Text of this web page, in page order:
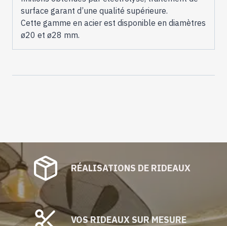
surface garant d’une qualité supérieure.
Cette gamme en acier est disponible en diamètres
ø20 et ø28 mm.
RÉALISATIONS DE RIDEAUX
VOS RIDEAUX SUR MESURE